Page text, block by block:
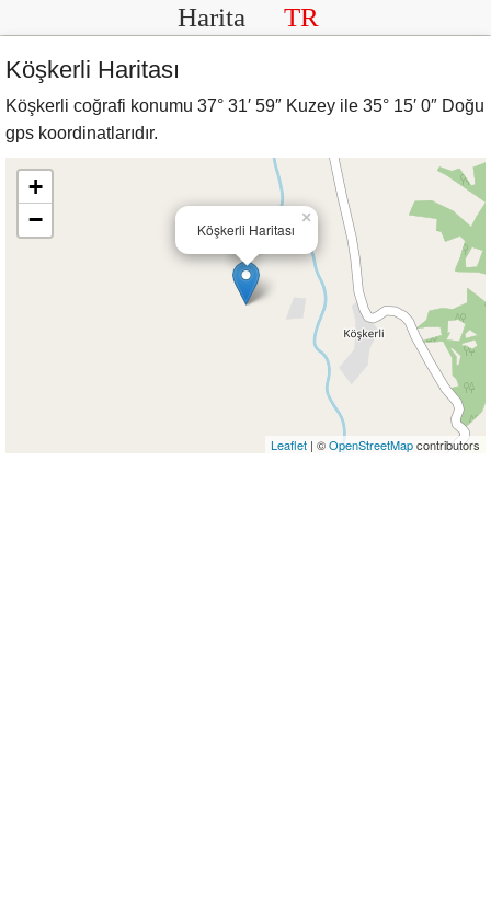
Harita TR
Köşkerli Haritası
Köşkerli coğrafi konumu 37° 31′ 59″ Kuzey ile 35° 15′ 0″ Doğu
gps koordinatlarıdır.
Köşkerli Haritası
×
+
−
Leaflet | ©OpenStreetMapcontributors